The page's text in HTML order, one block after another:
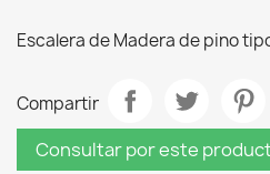
Escalera de Madera de pino
Compartir
Consultar por este